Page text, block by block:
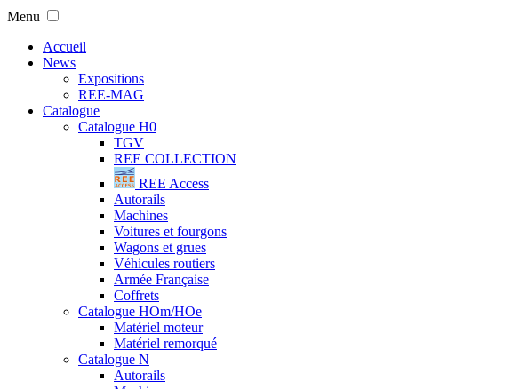
Menu
Accueil
News
Expositions
REE-MAG
Catalogue
Catalogue H0
TGV
REE COLLECTION
REE Access
Autorails
Machines
Voitures et fourgons
Wagons et grues
Véhicules routiers
Armée Française
Coffrets
Catalogue HOm/HOe
Matériel moteur
Matériel remorqué
Catalogue N
Autorails